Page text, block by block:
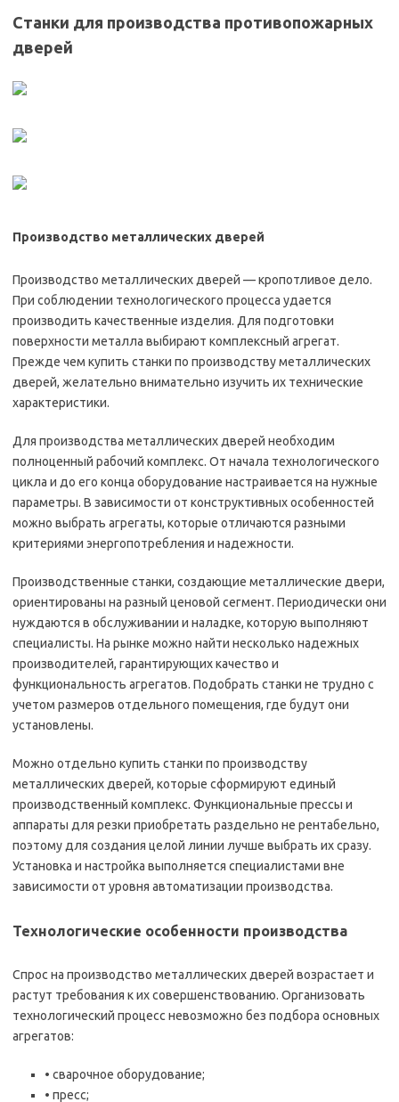
Станки для производства противопожарных
дверей
Производство металлических дверей
Производство металлических дверей — кропотливое дело.
При соблюдении технологического процесса удается
производить качественные изделия. Для подготовки
поверхности металла выбирают комплексный агрегат.
Прежде чем купить станки по производству металлических
дверей, желательно внимательно изучить их технические
характеристики.
Для производства металлических дверей необходим
полноценный рабочий комплекс. От начала технологического
цикла и до его конца оборудование настраивается на нужные
параметры. В зависимости от конструктивных особенностей
можно выбрать агрегаты, которые отличаются разными
критериями энергопотребления и надежности.
Производственные станки, создающие металлические двери,
ориентированы на разный ценовой сегмент. Периодически они
нуждаются в обслуживании и наладке, которую выполняют
специалисты. На рынке можно найти несколько надежных
производителей, гарантирующих качество и
функциональность агрегатов. Подобрать станки не трудно с
учетом размеров отдельного помещения, где будут они
установлены.
Можно отдельно купить станки по производству
металлических дверей, которые сформируют единый
производственный комплекс. Функциональные прессы и
аппараты для резки приобретать раздельно не рентабельно,
поэтому для создания целой линии лучше выбрать их сразу.
Установка и настройка выполняется специалистами вне
зависимости от уровня автоматизации производства.
Технологические особенности производства
Спрос на производство металлических дверей возрастает и
растут требования к их совершенствованию. Организовать
технологический процесс невозможно без подбора основных
агрегатов:
• сварочное оборудование;
• пресс;